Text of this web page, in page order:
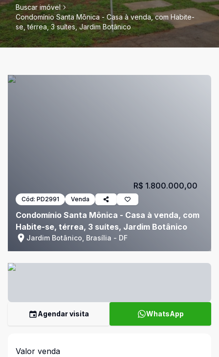
Buscar imóvel
Condomínio Santa Mônica - Casa à venda, com Habite-
se, térrea, 3 suítes, Jardim Botânico
Cód: PD2991 Venda
Condomínio Santa Mônica - Casa à venda, com
Habite-se, térrea, 3 suítes, Jardim Botânico
Jardim Botânico, Brasília - DF
R$ 1.800.000,00
Agendar visita WhatsApp
Valor venda